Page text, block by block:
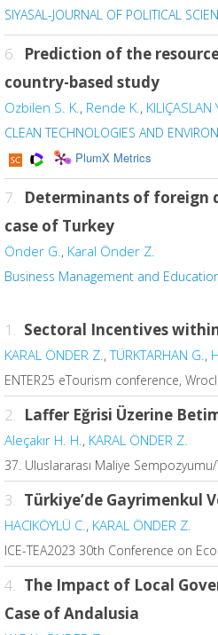
SIYASAL-JOURNAL OF POLITICAL
6. Prediction of the
country-based study
Ozbilen S. K., Rende K., KILIÇASLAN
CLEAN TECHNOLOGIES AND
PlumX Metrics
7. Determinants of foreign
case of Turkey
Önder G., Karal Önder Z.
Business Management and
1. Sectoral Incentives
KARAL ÖNDER Z. ,TÜRKTARHAN G. ,
ENTER25 eTourism conference,
2. Laffer Eğrisi Üzerine
Aleçakır H. H. , KARAL ÖNDER Z.
37. Uluslararası Maliye
3. Türkiye’de Gayrimenkul
HACIKÖYLÜ C. , KARAL ÖNDER Z.
ICE-TEA2023 30th Conference on
4. The Impact of Local
Case of Andalusia